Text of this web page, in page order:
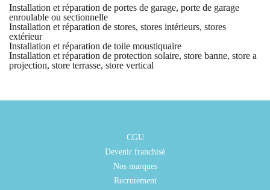
Installation et réparation de portes de garage, porte de garage
enroulable ou sectionnelle
Installation et réparation de stores, stores intérieurs, stores
extérieur
Installation et réparation de toile moustiquaire
Installation et réparation de protection solaire, store banne, store a
projection, store terrasse, store vertical
CGU
Devenir franchisé
Nos marques
Recrutement